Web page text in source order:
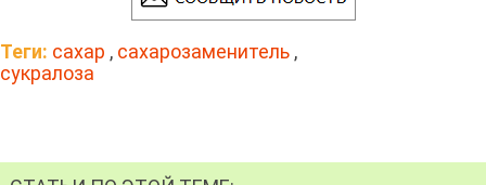
Теги: сахар , сахарозаменитель ,
сукралоза